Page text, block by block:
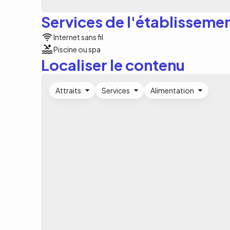
Services de
Internet sans fil
Piscine ou spa
Localiser le contenu
Attraits Services Alimentation